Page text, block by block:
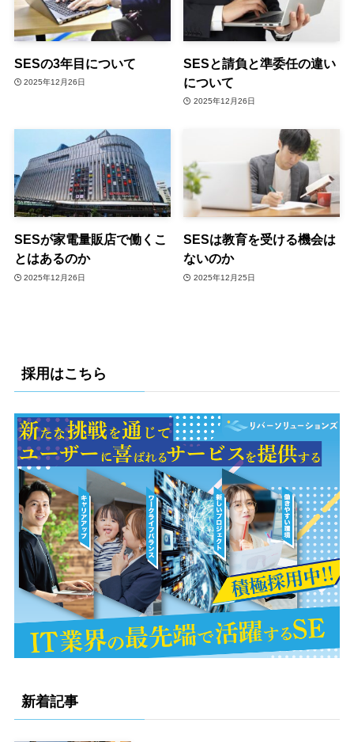
SESの3年目について
2025年12月26日
SESと請負と準委任の違い
について
2025年12月26日
SESが家電量販店で働くこ
とはあるのか
2025年12月26日
SESは教育を受ける機会は
ないのか
2025年12月25日
採用はこちら
新着記事